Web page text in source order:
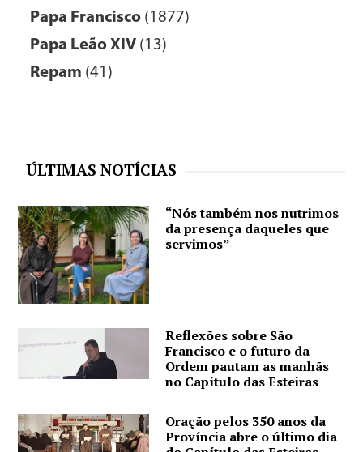
Papa Francisco (1877)
Papa Leão XIV (13)
Repam (41)
ÚLTIMAS NOTÍCIAS
“Nós também nos nutrimos
da presença daqueles que
servimos”
Reflexões sobre São
Francisco e o futuro da
Ordem pautam as manhãs
no Capítulo das Esteiras
Oração pelos 350 anos da
Província abre o último dia